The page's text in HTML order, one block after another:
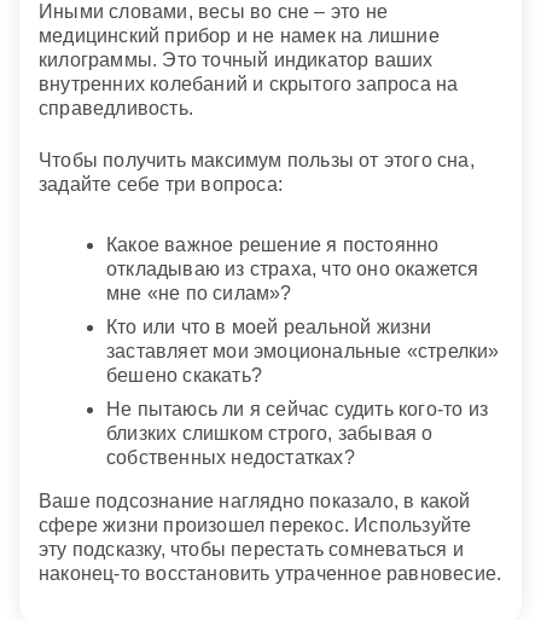
Иными словами, весы во сне – это не
медицинский прибор и не намек на лишние
килограммы. Это точный индикатор ваших
внутренних колебаний и скрытого запроса на
справедливость.
Чтобы получить максимум пользы от этого сна,
задайте себе три вопроса:
Какое важное решение я постоянно
откладываю из страха, что оно окажется
мне «не по силам»?
Кто или что в моей реальной жизни
заставляет мои эмоциональные «стрелки»
бешено скакать?
Не пытаюсь ли я сейчас судить кого-то из
близких слишком строго, забывая о
собственных недостатках?
Ваше подсознание наглядно показало, в какой
сфере жизни произошел перекос. Используйте
эту подсказку, чтобы перестать сомневаться и
наконец-то восстановить утраченное равновесие.